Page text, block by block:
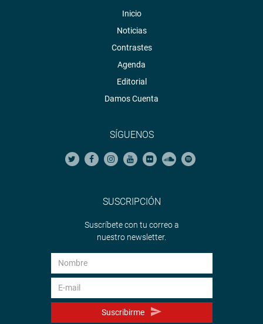
Inicio
Noticias
Contrastes
Agenda
Editorial
Damos Cuenta
SÍGUENOS
SUSCRIPCIÓN
Suscríbete con tu correo a
nuestro newsletter.
Suscribirme